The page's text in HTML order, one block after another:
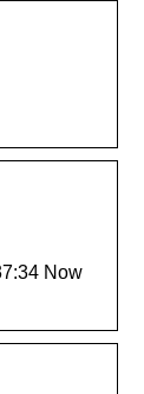
Now